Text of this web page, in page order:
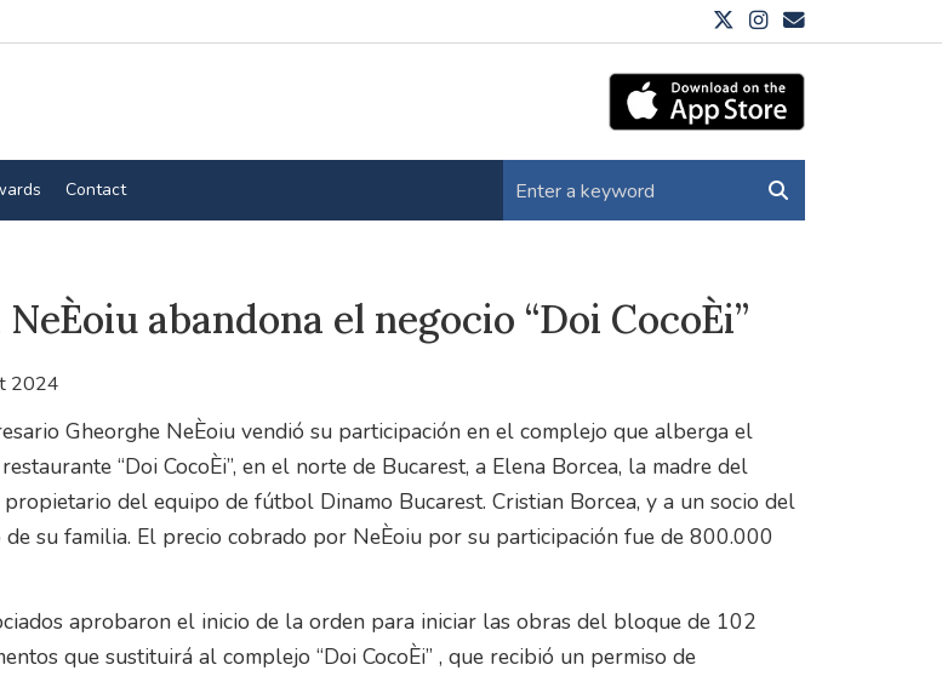
Contact
abandona el negocio “Doi CocoÈi”
2024
Gheorghe NeÈoiu vendió su participación en el complejo que alberga el
“Doi CocoÈi”, en el norte de Bucarest, a Elena Borcea, la madre del
del equipo de fútbol Dinamo Bucarest. Cristian Borcea, y a un socio del
de su familia. El precio cobrado por NeÈoiu por su participación fue de 800.000
aprobaron el inicio de la orden para iniciar las obras del bloque de 102
que sustituirá al complejo “Doi CocoÈi” , que recibió un permiso de